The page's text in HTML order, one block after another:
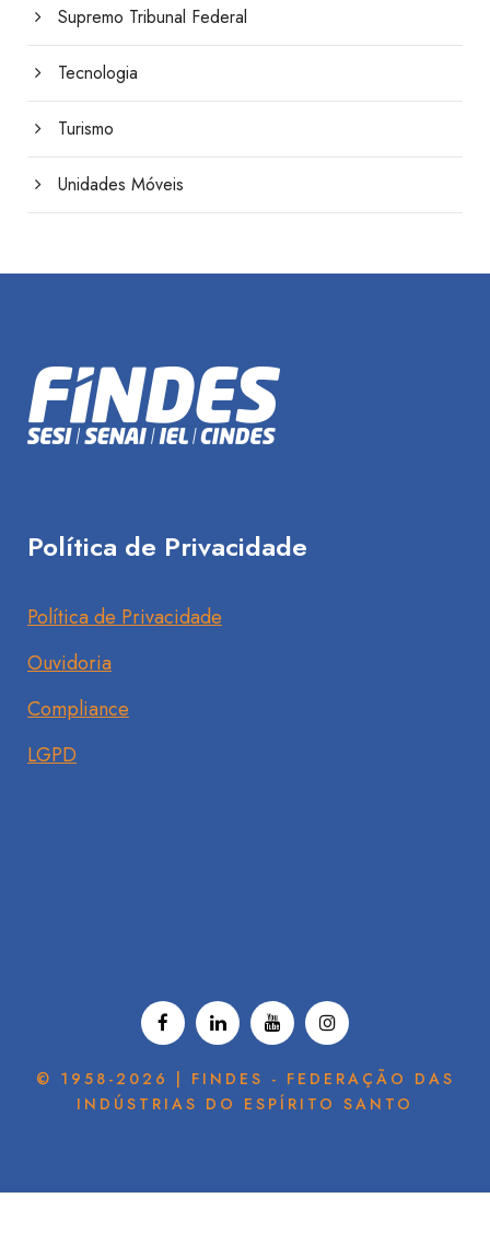
Supremo Tribunal Federal
Tecnologia
Turismo
Unidades Móveis
Política de Privacidade
Política de Privacidade
Ouvidoria
Compliance
LGPD
© 1958-2026 | FINDES - FEDERAÇÃO DAS
INDÚSTRIAS DO ESPÍRITO SANTO